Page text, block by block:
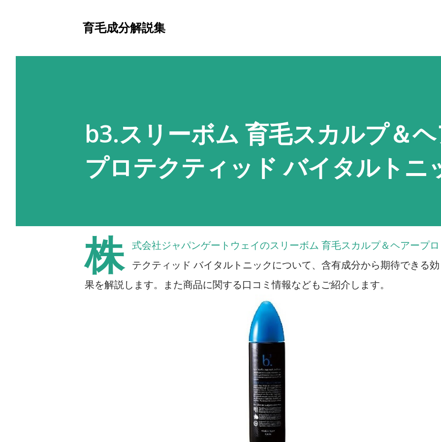
育毛成分解説集
b3.スリーボム 育毛スカルプ＆
プロテクティッド バイタルトニ
株
式会社ジャパンゲートウェイのスリーボム 育毛スカルプ＆ヘアープロ
テクティッド バイタルトニックについて、含有成分から期待できる効
果を解説します。また商品に関する口コミ情報などもご紹介します。